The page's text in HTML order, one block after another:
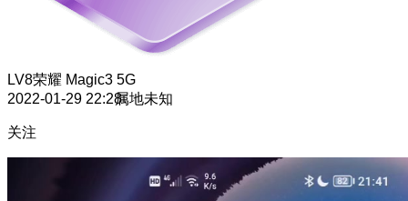
LV8荣耀 Magic3 5G
2022-01-29 22:28属地未知
关注